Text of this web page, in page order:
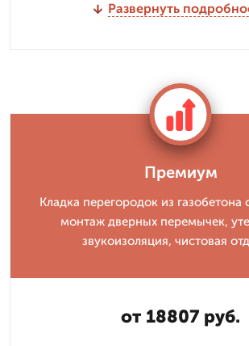
Развернуть
Премиум
Кладка перегородок из
монтаж дверных перемычек,
звукоизоляция, чистовая
от 18807 руб.